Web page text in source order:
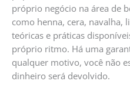
próprio negócio na área de
como henna, cera, navalha,
teóricas e práticas
próprio ritmo. Há uma
qualquer motivo, você não
dinheiro será devolvido.